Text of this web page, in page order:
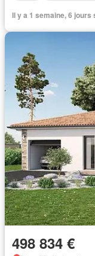
Il y a 1 semaine, 6 jours
498 834 €